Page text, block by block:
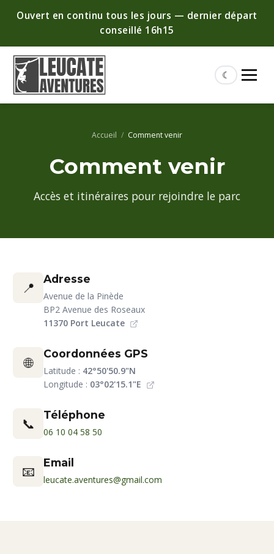
Ouvert en continu tous les jours — dernier départ
conseillé 16h15
☾
Accueil / Comment venir
Comment venir
Accès et itinéraires pour rejoindre le parc
📍 Adresse
Avenue de la Pinède
BP2 Avenue des Roseaux
11370 Port Leucate
🌐 Coordonnées GPS
Latitude : 42°50'50.9"N
Longitude : 03°02'15.1"E
📞 Téléphone
06 10 04 58 50
📧 Email
leucate.aventures@gmail.com